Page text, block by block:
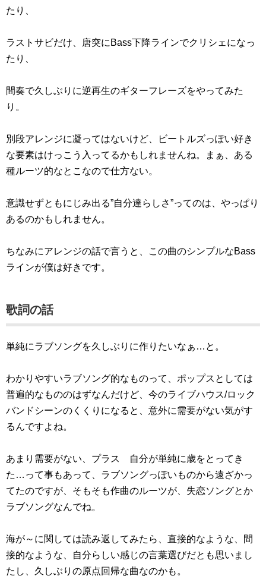
たり、
ラストサビだけ、唐突にBass下降ラインでクリシェになっ
たり、
間奏で久しぶりに逆再生のギターフレーズをやってみた
り。
別段アレンジに凝ってはないけど、ビートルズっぽい好き
な要素はけっこう入ってるかもしれませんね。まぁ、ある
種ルーツ的なとこなので仕方ない。
意識せずともにじみ出る”自分達らしさ”ってのは、やっぱり
あるのかもしれません。
ちなみにアレンジの話で言うと、この曲のシンプルなBass
ラインが僕は好きです。
歌詞の話
単純にラブソングを久しぶりに作りたいなぁ…と。
わかりやすいラブソング的なものって、ポップスとしては
普遍的なもののはずなんだけど、今のライブハウス/ロック
バンドシーンのくくりになると、意外に需要がない気がす
るんですよね。
あまり需要がない、プラス 自分が単純に歳をとってき
た…って事もあって、ラブソングっぽいものから遠ざかっ
てたのですが、そもそも作曲のルーツが、失恋ソングとか
ラブソングなんでね。
海が～に関しては読み返してみたら、直接的なような、間
接的なような、自分らしい感じの言葉選びだとも思いまし
たし、久しぶりの原点回帰な曲なのかも。